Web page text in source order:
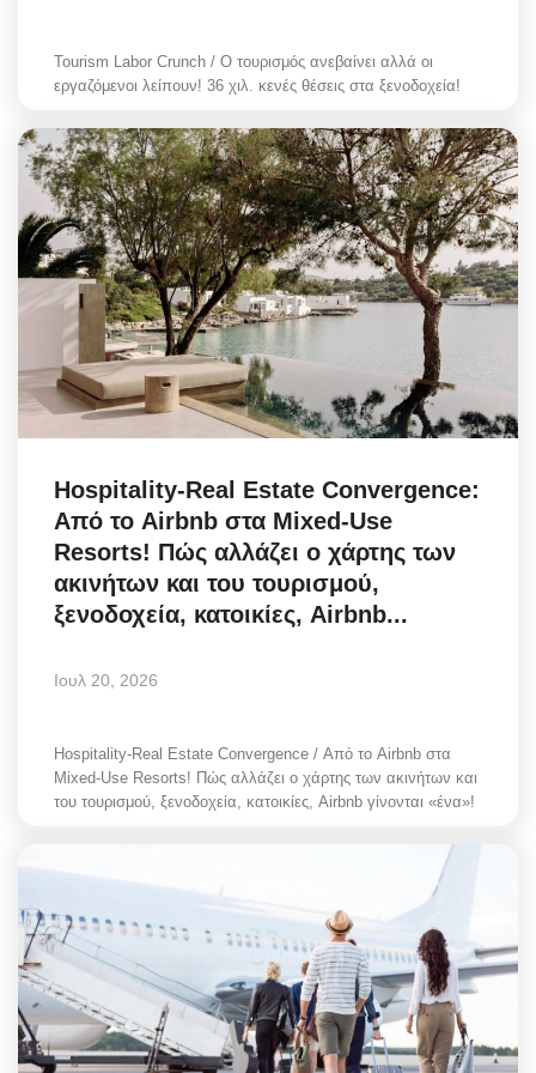
Tourism Labor Crunch / Ο τουρισμός ανεβαίνει αλλά οι
εργαζόμενοι λείπουν! 36 χιλ. κενές θέσεις στα ξενοδοχεία!
Hospitality-Real Estate Convergence:
Από το Airbnb στα Mixed-Use
Resorts! Πώς αλλάζει ο χάρτης των
ακινήτων και του τουρισμού,
ξενοδοχεία, κατοικίες, Airbnb...
Ιουλ 20, 2026
Hospitality-Real Estate Convergence / Από το Airbnb στα
Mixed-Use Resorts! Πώς αλλάζει ο χάρτης των ακινήτων και
του τουρισμού, ξενοδοχεία, κατοικίες, Airbnb γίνονται «ένα»!